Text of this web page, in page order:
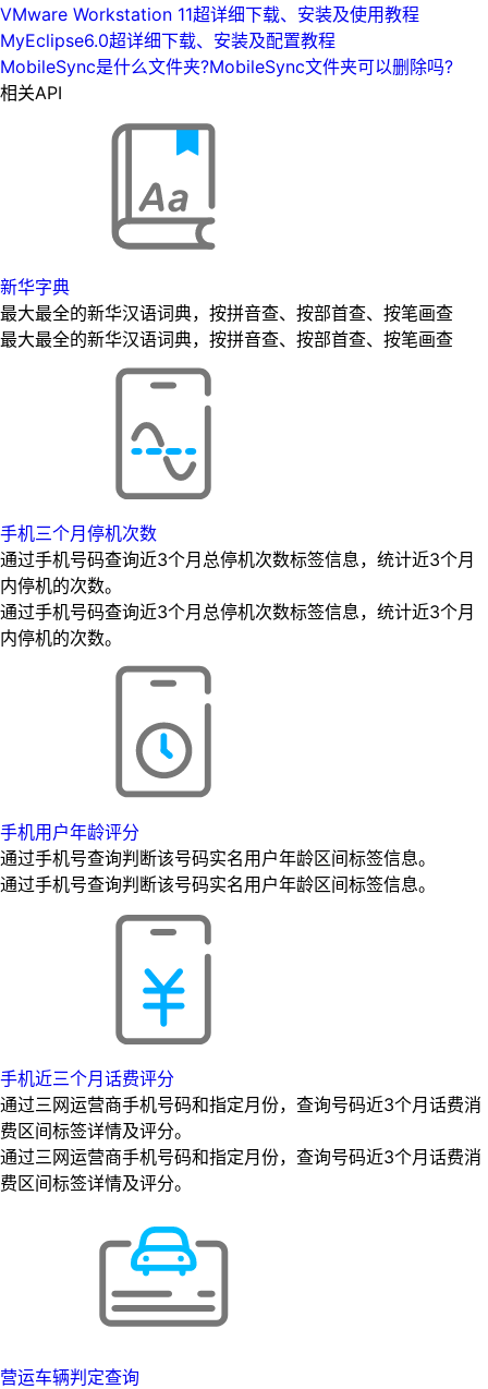
VMware Workstation 11超详细下载、安装及使用教程
MyEclipse6.0超详细下载、安装及配置教程
MobileSync是什么文件夹?MobileSync文件夹可以删除吗?
相关API
新华字典
最大最全的新华汉语词典，按拼音查、按部首查、按笔画查
最大最全的新华汉语词典，按拼音查、按部首查、按笔画查
手机三个月停机次数
通过手机号码查询近3个月总停机次数标签信息，统计近3个月
内停机的次数。
通过手机号码查询近3个月总停机次数标签信息，统计近3个月
内停机的次数。
手机用户年龄评分
通过手机号查询判断该号码实名用户年龄区间标签信息。
通过手机号查询判断该号码实名用户年龄区间标签信息。
手机近三个月话费评分
通过三网运营商手机号码和指定月份，查询号码近3个月话费消
费区间标签详情及评分。
通过三网运营商手机号码和指定月份，查询号码近3个月话费消
费区间标签详情及评分。
营运车辆判定查询